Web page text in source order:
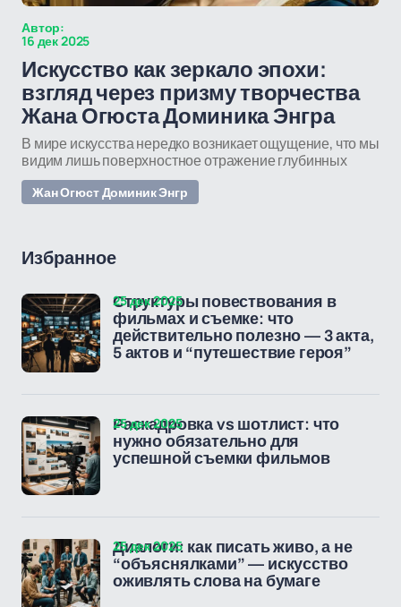
Автор:
16 дек 2025
Искусство как зеркало эпохи:
взгляд через призму творчества
Жана Огюста Доминика Энгра
В мире искусства нередко возникает ощущение, что мы
видим лишь поверхностное отражение глубинных
Жан Огюст Доминик Энгр
Избранное
Структуры повествования в
фильмах и съемке: что
действительно полезно — 3 акта,
5 актов и “путешествие героя”
25 дек 2025
Раскадровка vs шотлист: что
нужно обязательно для
успешной съемки фильмов
25 дек 2025
Диалоги: как писать живо, а не
“объяснялками” — искусство
оживлять слова на бумаге
25 дек 2025